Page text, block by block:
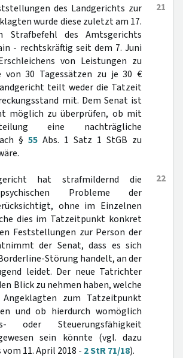
21
des Landgerichts zur
wurde diese zuletzt am 17.
Strafbefehl des Amtsgerichts
- rechtskräftig seit dem 7. Juni
von Leistungen zu
von 30 Tagessätzen zu je 30 €
teilt weder die Tatzeit
mit. Dem Senat ist
möglich zu überprüfen, ob mit
eine nachträgliche
§ 55 Abs. 1 Satz 1 StGB zu
22
hat strafmildernd die
Probleme der
ohne im Einzelnen
dies im Tatzeitpunkt konkret
Feststellungen zur Person der
der Senat, dass es sich
Störung handelt, an der
leidet. Der neue Tatrichter
Blick zu nehmen haben, welche
zum Tatzeitpunkt
und ob hierdurch womöglich
oder Steuerungsfähigkeit
sein könnte (vgl. dazu
11. April 2018 - 2 StR 71/18).